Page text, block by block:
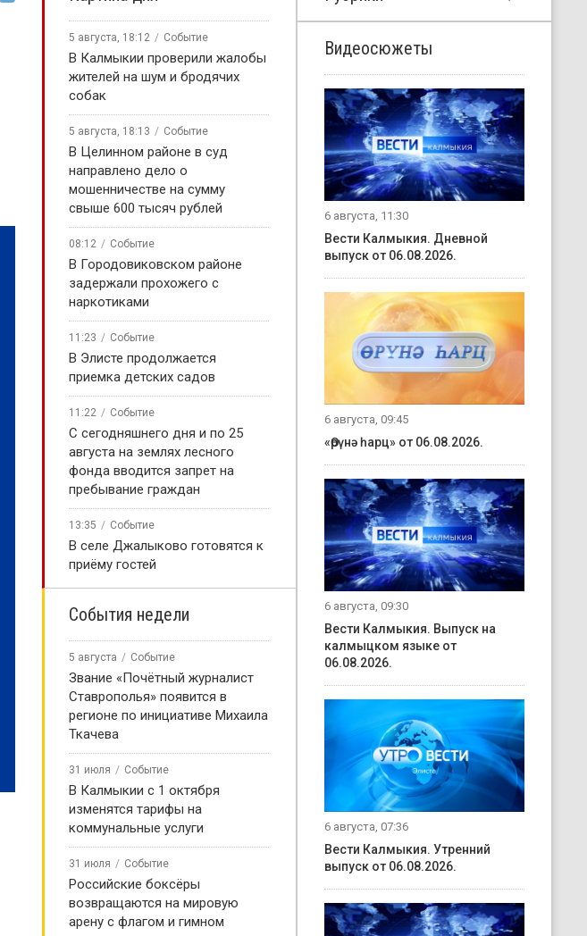
5 августа, 18:12 Событие
В Калмыкии проверили жалобы
жителей на шум и бродячих
собак
5 августа, 18:13 Событие
В Целинном районе в суд
направлено дело о
мошенничестве на сумму
свыше 600 тысяч рублей
08:12 Событие
В Городовиковском районе
задержали прохожего с
наркотиками
11:23 Событие
В Элисте продолжается
приемка детских садов
11:22 Событие
С сегодняшнего дня и по 25
августа на землях лесного
фонда вводится запрет на
пребывание граждан
13:35 Событие
В селе Джалыково готовятся к
приёму гостей
События недели
5 августа Событие
Звание «Почётный журналист
Ставрополья» появится в
регионе по инициативе Михаила
Ткачева
31 июля Событие
В Калмыкии с 1 октября
изменятся тарифы на
коммунальные услуги
31 июля Событие
Российские боксёры
возвращаются на мировую
арену с флагом и гимном
Видеосюжеты
6 августа, 11:30
Вести Калмыкия. Дневной
выпуск от 06.08.2026.
6 августа, 09:45
«Өрүнә һарц» от 06.08.2026.
6 августа, 09:30
Вести Калмыкия. Выпуск на
калмыцком языке от
06.08.2026.
6 августа, 07:36
Вести Калмыкия. Утренний
выпуск от 06.08.2026.